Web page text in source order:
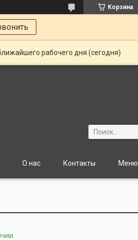
Корзина
рабочего дня (сегодня)
О нас Контакты Меню